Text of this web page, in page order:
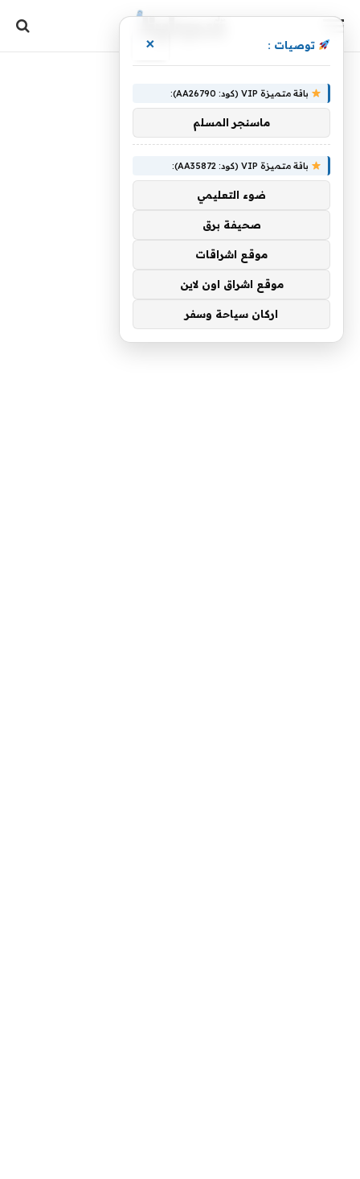
توصيات : ×
باقة متميزة VIP (كود: AA26790):
ماسنجر المسلم
باقة متميزة VIP (كود: AA35872):
ضوء التعليمي
صحيفة برق
موقع اشراقات
موقع اشراق اون لاين
اركان سياحة وسفر